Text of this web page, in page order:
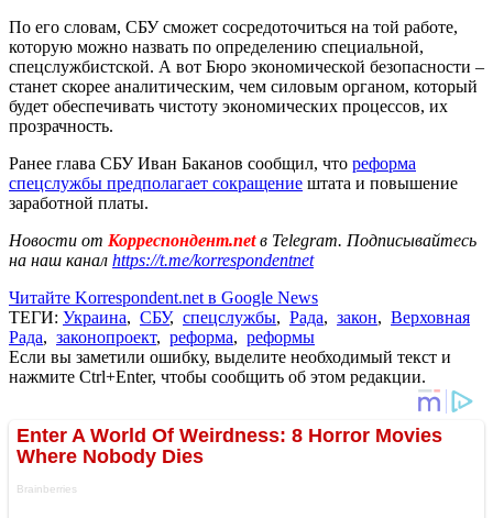
По его словам, СБУ сможет сосредоточиться на той работе,
которую можно назвать по определению специальной,
спецслужбистской. А вот Бюро экономической безопасности –
станет скорее аналитическим, чем силовым органом, который
будет обеспечивать чистоту экономических процессов, их
прозрачность.
Ранее глава СБУ Иван Баканов сообщил, что реформа
спецслужбы предполагает сокращение штата и повышение
заработной платы.
Новости от Корреспондент.netв Telegram. Подписывайтесь
на наш канал https://t.me/korrespondentnet
Читайте Korrespondent.net в Google News
ТЕГИ: Украина, СБУ, спецслужбы, Рада, закон, Верховная
Рада, законопроект, реформа, реформы
Если вы заметили ошибку, выделите необходимый текст и
нажмите Ctrl+Enter, чтобы сообщить об этом редакции.